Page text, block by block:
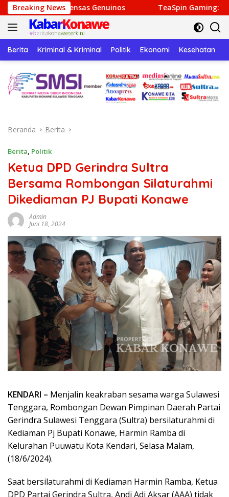
Langsung
ke
konten
Breaking News
Genuinos TeaSpin Gaming: Your Personal
Berita Kriminal & Kriminal Politik Ekonomi Kesehatan
Beranda Berita
Berita, Politik
Ketua DPD Gerindra Sultra
Bersama Rombongan Silaturahmi
Dikediaman PJ Bupati Konawe
Admin
Juni 18, 2024
KENDARI – Menjalin keakraban sesama warga Sulawesi
Tenggara, Rombongan Dewan Pimpinan Daerah Partai
Gerindra Sulawesi Tenggara (Sultra) bersilaturahmi di
Kediaman Pj Bupati Konawe, Harmin Ramba di
Kelurahan Puuwatu Kota Kendari, Selasa Malam,
(18/6/2024).
Saat bersilaturahmi di Kediaman Harmin Ramba, Ketua
DPD Partai Gerindra Sultra, Andi Adi Aksar (AAA) tidak